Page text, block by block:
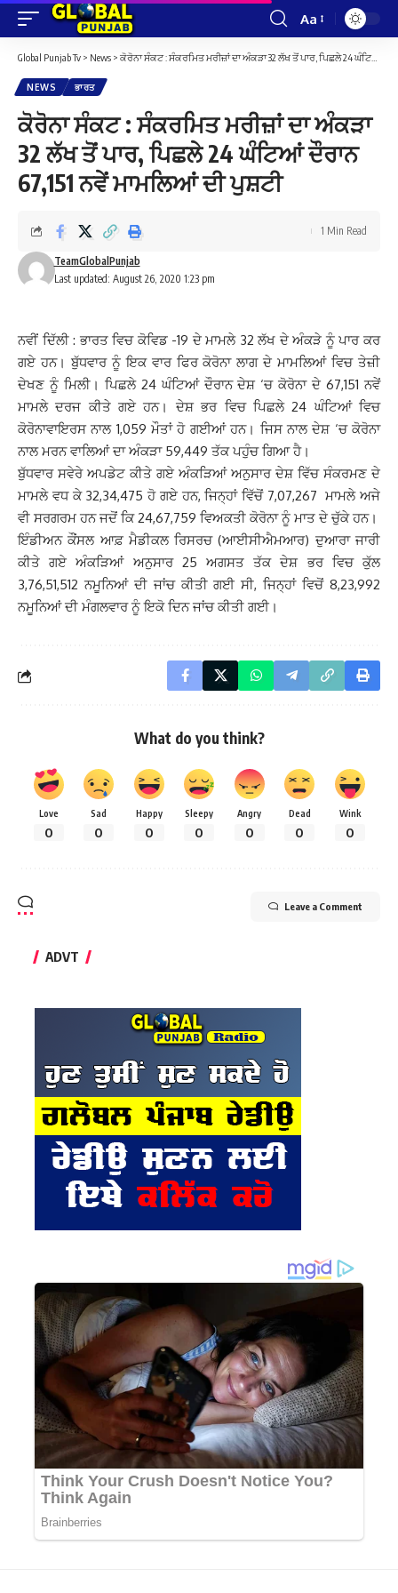
Font
Resizer
Aa
Global Punjab Tv > News > ਕੋਰੋਨਾ ਸੰਕਟ : ਸੰਕਰਮਿਤ ਮਰੀਜ਼ਾਂ ਦਾ ਅੰਕੜਾ 32 ਲੱਖ ਤੋਂ ਪਾਰ, ਪਿਛਲੇ 24 ਘੰਟਿਆਂ ਦੌਰਾਨ 67,151 ਨਵੇਂ ਮਾਮਲਿਆਂ ਦੀ ਪੁਸ਼ਟੀ
NEWS ਭਾਰਤ
ਕੋਰੋਨਾ ਸੰਕਟ : ਸੰਕਰਮਿਤ ਮਰੀਜ਼ਾਂ ਦਾ ਅੰਕੜਾ
32 ਲੱਖ ਤੋਂ ਪਾਰ, ਪਿਛਲੇ 24 ਘੰਟਿਆਂ ਦੌਰਾਨ
67,151 ਨਵੇਂ ਮਾਮਲਿਆਂ ਦੀ ਪੁਸ਼ਟੀ
Last updated: August 26, 2020 1:23 pm
TeamGlobalPunjab
1 Min Read
ਨਵੀਂ ਦਿੱਲੀ : ਭਾਰਤ ਵਿਚ ਕੋਵਿਡ -19 ਦੇ ਮਾਮਲੇ 32 ਲੱਖ ਦੇ ਅੰਕੜੇ ਨੂੰ ਪਾਰ ਕਰ
ਗਏ ਹਨ। ਬੁੱਧਵਾਰ ਨੂੰ ਇਕ ਵਾਰ ਫਿਰ ਕੋਰੋਨਾ ਲਾਗ ਦੇ ਮਾਮਲਿਆਂ ਵਿਚ ਤੇਜ਼ੀ
ਦੇਖਣ ਨੂੰ ਮਿਲੀ। ਪਿਛਲੇ 24 ਘੰਟਿਆਂ ਦੌਰਾਨ ਦੇਸ਼ ‘ਚ ਕੋਰੋਨਾ ਦੇ 67,151 ਨਵੇਂ
ਮਾਮਲੇ ਦਰਜ ਕੀਤੇ ਗਏ ਹਨ। ਦੇਸ਼ ਭਰ ਵਿਚ ਪਿਛਲੇ 24 ਘੰਟਿਆਂ ਵਿਚ
ਕੋਰੋਨਾਵਾਇਰਸ ਨਾਲ 1,059 ਮੌਤਾਂ ਹੋ ਗਈਆਂ ਹਨ। ਜਿਸ ਨਾਲ ਦੇਸ਼ ‘ਚ ਕੋਰੋਨਾ
ਨਾਲ ਮਰਨ ਵਾਲਿਆਂ ਦਾ ਅੰਕੜਾ 59,449 ਤੱਕ ਪਹੁੰਚ ਗਿਆ ਹੈ।
ਬੁੱਧਵਾਰ ਸਵੇਰੇ ਅਪਡੇਟ ਕੀਤੇ ਗਏ ਅੰਕੜਿਆਂ ਅਨੁਸਾਰ ਦੇਸ਼ ਵਿੱਚ ਸੰਕਰਮਣ ਦੇ
ਮਾਮਲੇ ਵਧ ਕੇ 32,34,475 ਹੋ ਗਏ ਹਨ, ਜਿਨ੍ਹਾਂ ਵਿੱਚੋਂ 7,07,267 ਮਾਮਲੇ ਅਜੇ
ਵੀ ਸਰਗਰਮ ਹਨ ਜਦੋਂ ਕਿ 24,67,759 ਵਿਅਕਤੀ ਕੋਰੋਨਾ ਨੂੰ ਮਾਤ ਦੇ ਚੁੱਕੇ ਹਨ।
ਇੰਡੀਅਨ ਕੌਂਸਲ ਆਫ਼ ਮੈਡੀਕਲ ਰਿਸਰਚ (ਆਈਸੀਐਮਆਰ) ਦੁਆਰਾ ਜਾਰੀ
ਕੀਤੇ ਗਏ ਅੰਕੜਿਆਂ ਅਨੁਸਾਰ 25 ਅਗਸਤ ਤੱਕ ਦੇਸ਼ ਭਰ ਵਿਚ ਕੁੱਲ
3,76,51,512 ਨਮੂਨਿਆਂ ਦੀ ਜਾਂਚ ਕੀਤੀ ਗਈ ਸੀ, ਜਿਨ੍ਹਾਂ ਵਿਚੋਂ 8,23,992
ਨਮੂਨਿਆਂ ਦੀ ਮੰਗਲਵਾਰ ਨੂੰ ਇਕੋ ਦਿਨ ਜਾਂਚ ਕੀਤੀ ਗਈ।
What do you think?
Love
0
Sad
0
Happy
0
Sleepy
0
Angry
0
Dead
0
Wink
0
Leave a Comment
ADVT